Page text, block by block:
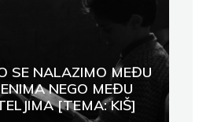
SE NALAZIMO MEĐU
NEGO MEĐU
[TEMA: KIŠ]